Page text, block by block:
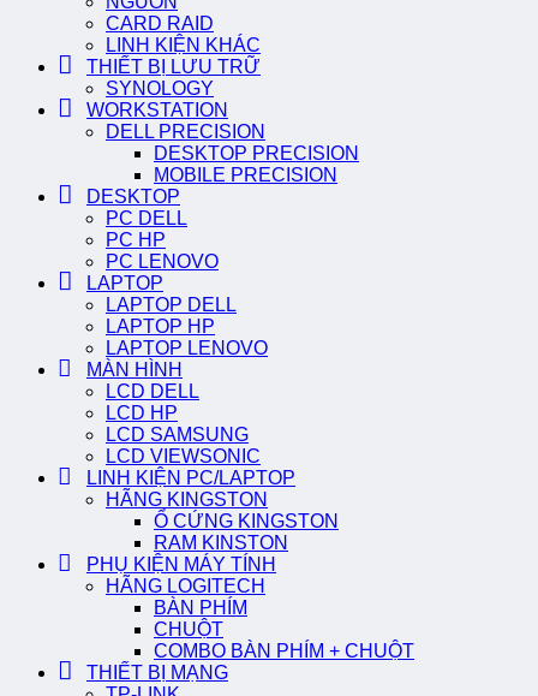
CARD RAID
LINH KIỆN KHÁC
THIẾT BỊ LƯU TRỮ
SYNOLOGY
WORKSTATION
DELL PRECISION
DESKTOP PRECISION
MOBILE PRECISION
DESKTOP
PC DELL
PC HP
PC LENOVO
LAPTOP
LAPTOP DELL
LAPTOP HP
LAPTOP LENOVO
MÀN HÌNH
LCD DELL
LCD HP
LCD SAMSUNG
LCD VIEWSONIC
LINH KIỆN PC/LAPTOP
HÃNG KINGSTON
Ổ CỨNG KINGSTON
RAM KINSTON
PHỤ KIỆN MÁY TÍNH
HÃNG LOGITECH
BÀN PHÍM
CHUỘT
COMBO BÀN PHÍM + CHUỘT
THIẾT BỊ MẠNG